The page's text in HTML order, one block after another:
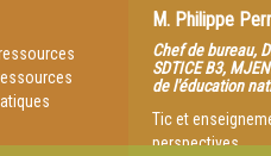
M. Philippe
Chef de bureau,
SDTICE B3,
de l'éducation
Tic et
perspectives